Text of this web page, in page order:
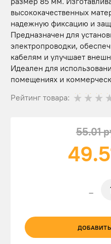
высококачественных
надежную фиксацию и
Предназначен для
электропроводки,
кабелям и улучшает
Идеален для
помещениях и
Рейтинг товара:
55.01
-